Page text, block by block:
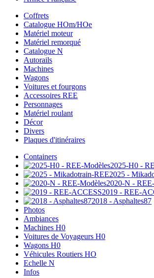
Coffrets
Catalogue HOm/HOe
Matériel moteur
Matériel remorqué
Catalogue N
Autorails
Machines
Wagons
Voitures et fourgons
Accessoires REE
Personnages
Matériel roulant
Décor
Divers
Plaques d'itinéraires
Containers
2025-H0 -
2025 -
2020-N -
2019 - REE-
2018 - Asphaltes87
Photos
Ambiances
Machines H0
Voitures de Voyageurs H0
Wagons H0
Véhicules Routiers HO
Echelle N
Infos